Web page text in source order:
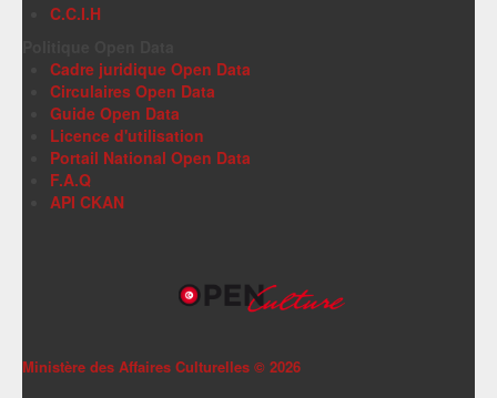
C.C.I.H
Cadre juridique Open Data
Circulaires Open Data
Guide Open Data
Licence d'utilisation
Portail National Open Data
F.A.Q
API CKAN
Ministère des Affaires Culturelles © 2026